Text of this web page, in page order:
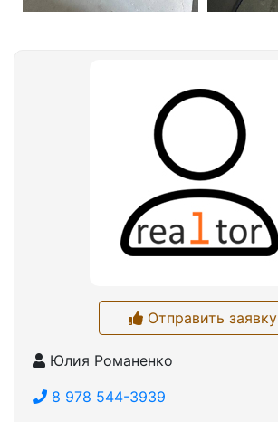
Отправить заявку
Юлия Романенко
8 978 544-3939